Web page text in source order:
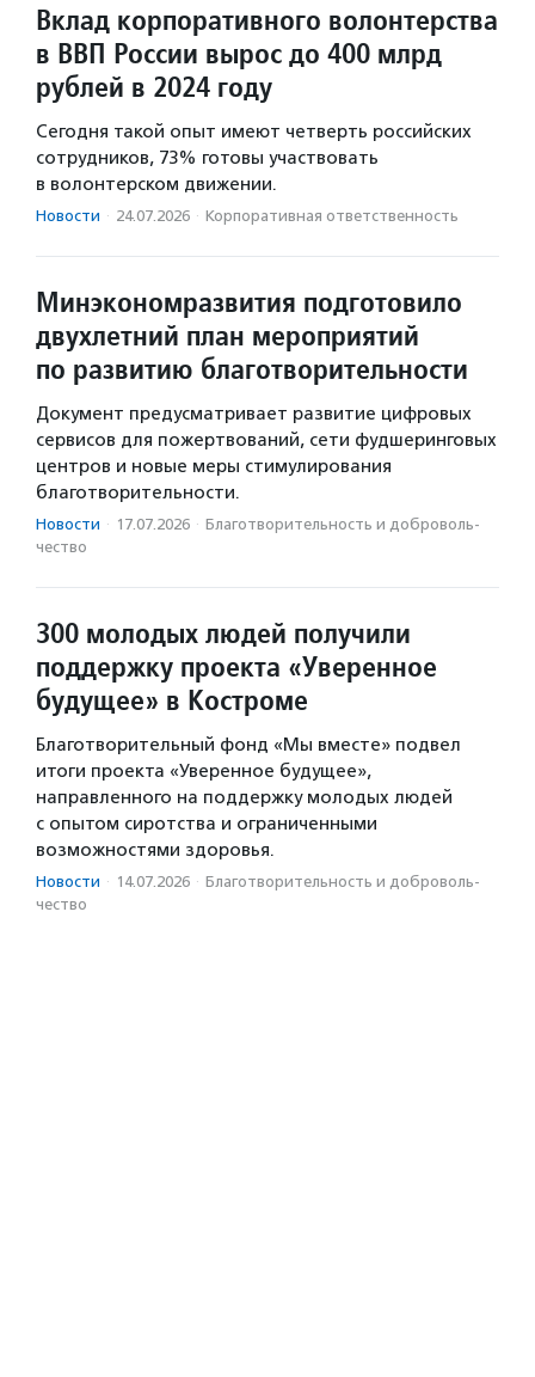
Вклад корпоративного волонтерства
в ВВП России вырос до 400 млрд
рублей в 2024 году
Сегодня такой опыт имеют четверть российских
сотрудников, 73% готовы участвовать
в волонтерском движении.
Новости · 24.07.2026 · Корпоративная ответственность
Минэкономразвития подготовило
двухлетний план мероприятий
по развитию благотворительности
Документ предусматривает развитие цифровых
сервисов для пожертвований, сети фудшеринговых
центров и новые меры стимулирования
благотворительности.
Новости · 17.07.2026 · Благотвори­тель­ность и доброволь­
чест­во
300 молодых людей получили
поддержку проекта «Уверенное
будущее» в Костроме
Благотворительный фонд «Мы вместе» подвел
итоги проекта «Уверенное будущее»,
направленного на поддержку молодых людей
с опытом сиротства и ограниченными
возможностями здоровья.
Новости · 14.07.2026 · Благотвори­тель­ность и доброволь­
чест­во